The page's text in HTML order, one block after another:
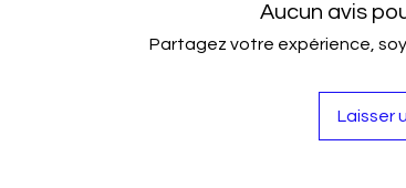
Aucun avis
Partagez votre expérience,
Laisser